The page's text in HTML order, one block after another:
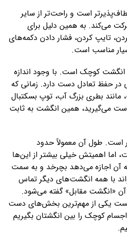
است و راحت‌تر از سایر
می‌کند. به همین دلیل برای
تایپ کردن، فشار دادن دکمه‌های
مناسب است.
کوچک است. با وجود اندازه
حفظ تعادل دست دارد. زمانی که
بطری بزرگ آب، توپ بسکتبال
می‌گیرید، همین انگشت به ثابت
است. طول آن معمولاً حدود
اما اهمیتش خیلی بیشتر از این‌ها
اجازه می‌دهد بچرخد و به سمت
با همه انگشت‌های دیگر تماس
آن «انگشت مقابل» گفته می‌شود.
یکی از مهم‌ترین بخش‌های دست
کوچک را بین انگشتان بگیریم